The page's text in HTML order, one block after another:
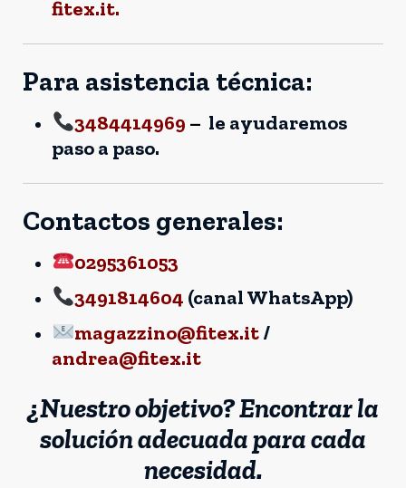
fitex.it.
Para asistencia técnica:
3484414969 – le ayudaremos
paso a paso.
Contactos generales:
0295361053
3491814604 (canal WhatsApp)
magazzino@fitex.it/
andrea@fitex.it
¿Nuestro objetivo? Encontrar la
solución adecuada para cada
necesidad.